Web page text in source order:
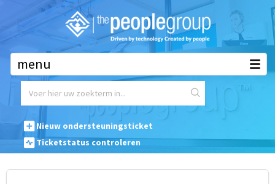
Nieuw ondersteuningsticket
Ticketstatus controleren